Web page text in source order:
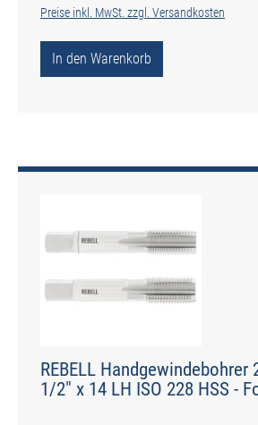
Preise inkl. MwSt. zzgl. Versandkosten
In den Warenkorb
REBELL Handgewindebohrer
1/2" x 14 LH ISO 228 HSS -